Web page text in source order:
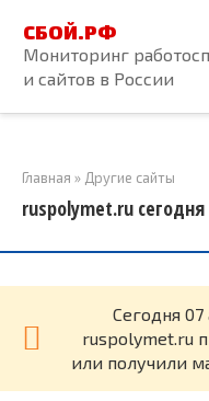
контенту
СБОЙ.РФ
Мониторинг
и сайтов в России
Главная » Другие сайты
ruspolymet.ru
Cегодня
ruspolymet.ru
или получили